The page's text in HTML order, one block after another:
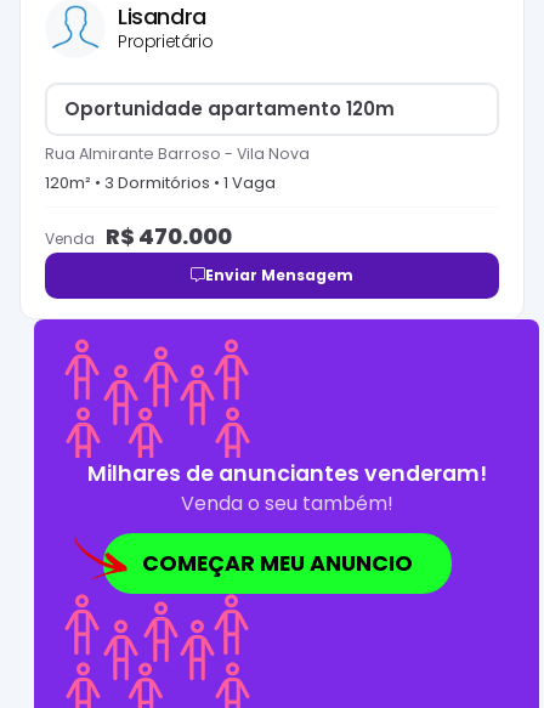
Lisandra
Proprietário
Oportunidade apartamento 120m
Rua Almirante Barroso - Vila Nova
120m² • 3 Dormitórios • 1 Vaga
Venda R$ 470.000
Enviar Mensagem
Milhares de anunciantes venderam!
Venda o seu também!
COMEÇAR MEU ANUNCIO